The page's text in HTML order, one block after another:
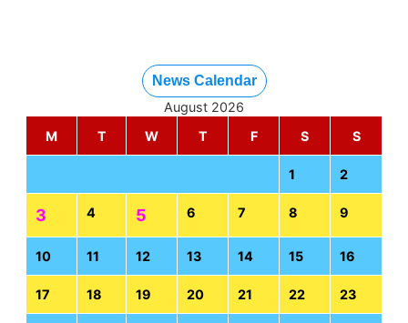
News Calendar
August 2026
M
T W T F S S
1 2
3 4 5 6 7 8 9
10 11 12 13 14 15 16
17 18 19 20 21 22 23